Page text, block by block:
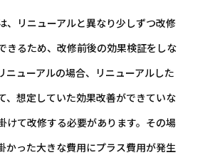
、リニューアルと異なり少しずつ改修
きるため、改修前後の効果検証をしな
ニューアルの場合、リニューアルした
、想定していた効果改善ができていな
けて改修する必要があります。その場
かった大きな費用にプラス費用が発生